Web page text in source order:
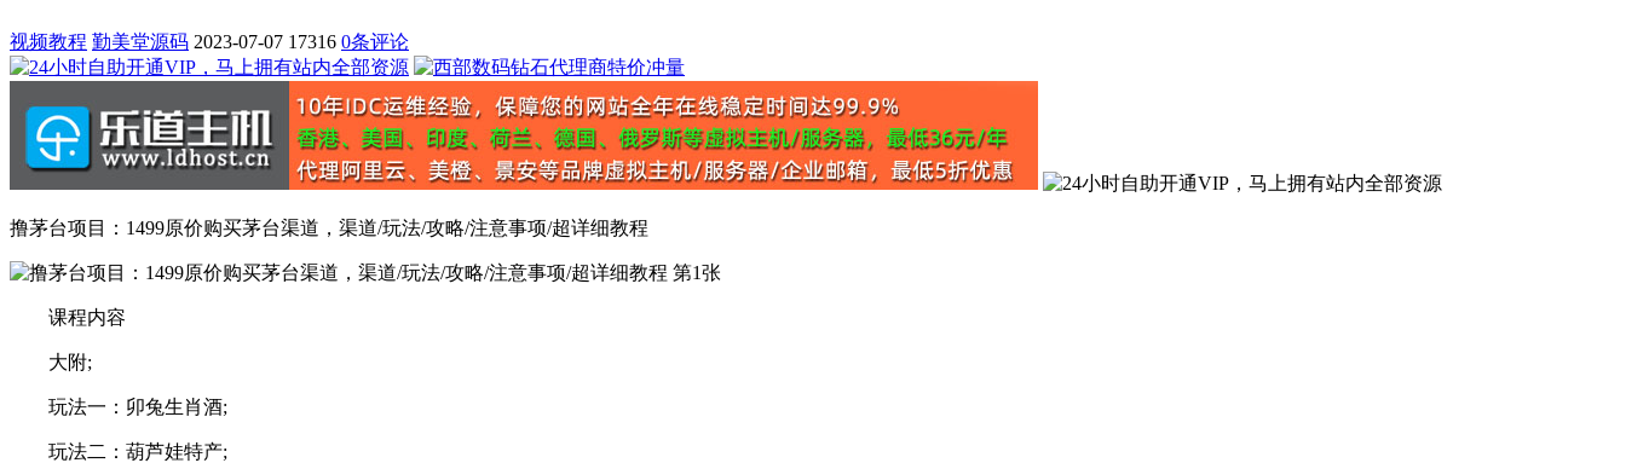
视频教程 勤美堂源码 2023-07-07 17316 0条评论
撸茅台项目：1499原价购买茅台渠道，渠道/玩法/攻略/注意事项/超详细教程
课程内容
大附;
玩法一：卯兔生肖酒;
玩法二：葫芦娃特产;